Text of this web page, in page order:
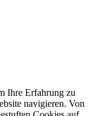
Ihre Erfahrung zu
navigieren. Von